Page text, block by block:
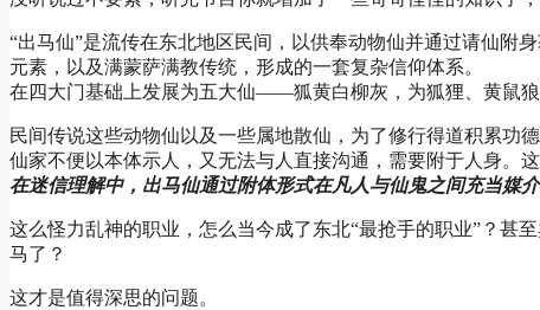
“出马仙”是流传在东北地区民间，以供奉动物仙并通过请仙附
元素，以及满蒙萨满教传统，形成的一套复杂信仰体系。
在四大门基础上发展为五大仙——狐黄白柳灰，为狐狸、黄鼠
民间传说这些动物仙以及一些属地散仙，为了修行得道积累功
仙家不便以本体示人，又无法与人直接沟通，需要附于人身。
在迷信理解中，出马仙通过附体形式在凡人与仙鬼之间充当媒
这么怪力乱神的职业，怎么当今成了东北“最抢手的职业”？
马了？
这才是值得深思的问题。